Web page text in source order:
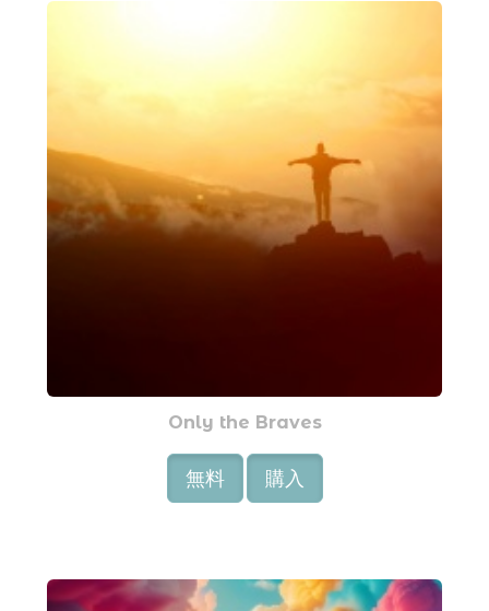
Only the Braves
無料 購入